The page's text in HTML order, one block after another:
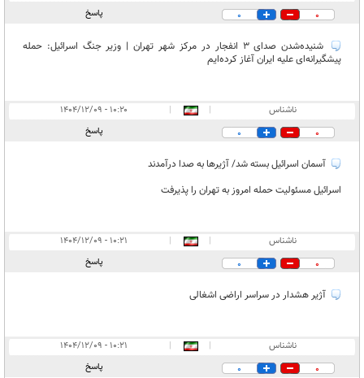
0
0 پاسخ
شنیده‌شدن صدای ۳ انفجار در مرکز شهر تهران | وزیر جنگ اسرائیل: حمله
پیشگیرانه‌ای علیه ایران آغاز کرده‌ایم
ناشناس |
|
۱۰:۲۰ - ۱۴۰۴/۱۲/۰۹
0
0 پاسخ
آسمان اسرائیل بسته شد/ آژیرها به صدا درآمدند
اسرائیل مسئولیت حمله امروز به تهران را پذیرفت
ناشناس |
|
۱۰:۲۱ - ۱۴۰۴/۱۲/۰۹
0
0 پاسخ
آژیر هشدار در سراسر اراضی اشغالی
ناشناس |
|
۱۰:۲۱ - ۱۴۰۴/۱۲/۰۹
0
0 پاسخ